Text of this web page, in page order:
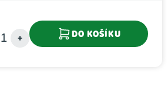
DO KOŠÍKU